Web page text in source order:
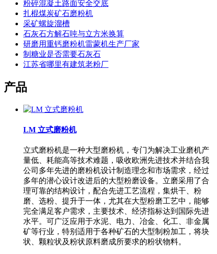
粉碎混凝土路面安全交底
扎棍煤炭矿石磨粉机
采矿螺旋溜槽
石灰石方解石吨与立方米换算
研磨用重钙磨粉机雷蒙机生产厂家
制糖业是否需要石灰石
江苏省哪里有建筑老粉厂
产品
LM 立式磨粉机
立式磨粉机是一种大型磨粉机，专门为解决工业磨机产
量低、耗能高等技术难题，吸收欧洲先进技术并结合我
公司多年先进的磨粉机设计制造理念和市场需求，经过
多年的潜心设计改进后的大型粉磨设备。立磨采用了合
理可靠的结构设计，配合先进工艺流程，集烘干、粉
磨、选粉、提升于一体，尤其在大型粉磨工艺中，能够
完全满足客户需求，主要技术、经济指标达到国际先进
水平。可广泛应用于水泥、电力、冶金、化工、非金属
矿等行业，特别适用于各种矿石的大型制粉加工，将块
状、颗粒状及粉状原料磨成所要求的粉状物料。